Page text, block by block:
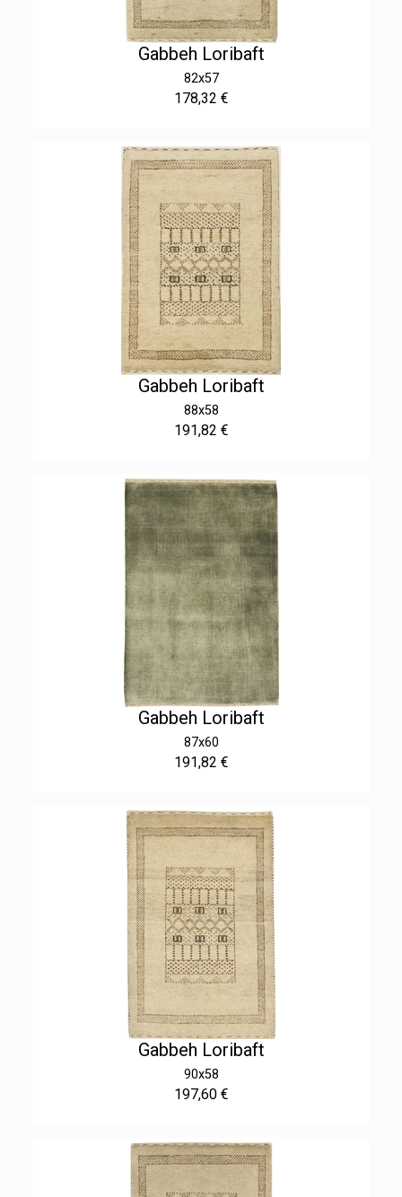
Gabbeh Loribaft
82x57
178,32 €
Gabbeh Loribaft
88x58
191,82 €
Gabbeh Loribaft
87x60
191,82 €
Gabbeh Loribaft
90x58
197,60 €